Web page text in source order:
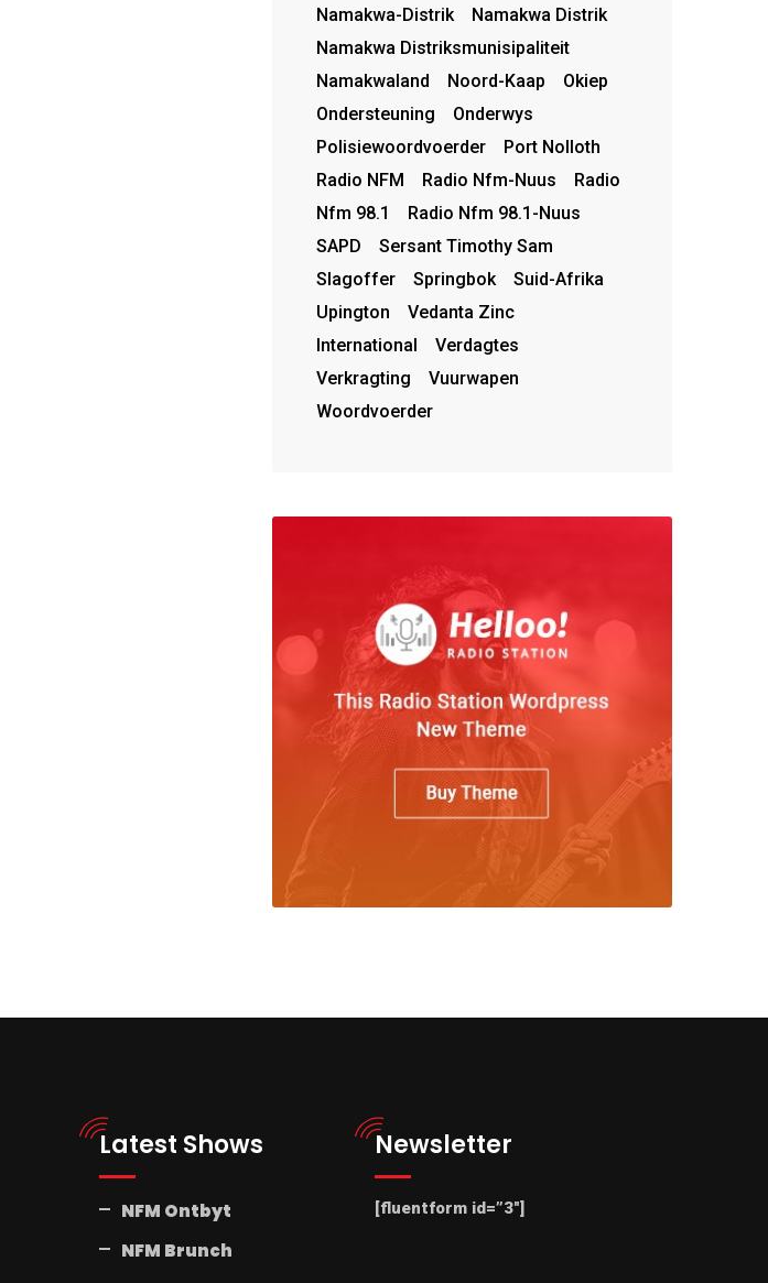
Namakwa-Distrik
Namakwa Distrik
Namakwa Distriksmunisipaliteit
Namakwaland
Noord-Kaap
Okiep
Ondersteuning
Onderwys
Polisiewoordvoerder
Port Nolloth
Radio NFM
Radio Nfm-Nuus
Radio
Nfm 98.1
Radio Nfm 98.1-Nuus
SAPD
Sersant Timothy Sam
Slagoffer
Springbok
Suid-Afrika
Upington
Vedanta Zinc
International
Verdagtes
Verkragting
Vuurwapen
Woordvoerder
Latest Shows
NFM Ontbyt
NFM Brunch
Newsletter
[fluentform id=”3″]